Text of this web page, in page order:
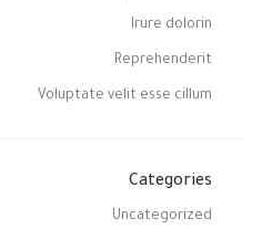
Irure dolorin
Reprehenderit
Voluptate velit esse cillum
Categories
Uncategorized